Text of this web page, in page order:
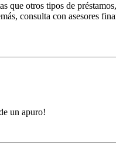
que otros tipos de
consulta con asesores
un apuro!